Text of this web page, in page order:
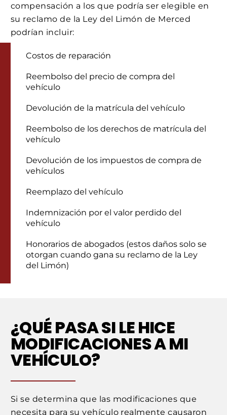
compensación a los que podría ser elegible en
su reclamo de la Ley del Limón de Merced
podrían incluir:
Costos de reparación
Reembolso del precio de compra del
vehículo
Devolución de la matrícula del vehículo
Reembolso de los derechos de matrícula del
vehículo
Devolución de los impuestos de compra de
vehículos
Reemplazo del vehículo
Indemnización por el valor perdido del
vehículo
Honorarios de abogados (estos daños solo se
otorgan cuando gana su reclamo de la Ley
del Limón)
¿QUÉ PASA SI LE HICE
MODIFICACIONES A MI
VEHÍCULO?
Si se determina que las modificaciones que
necesita para su vehículo realmente causaron